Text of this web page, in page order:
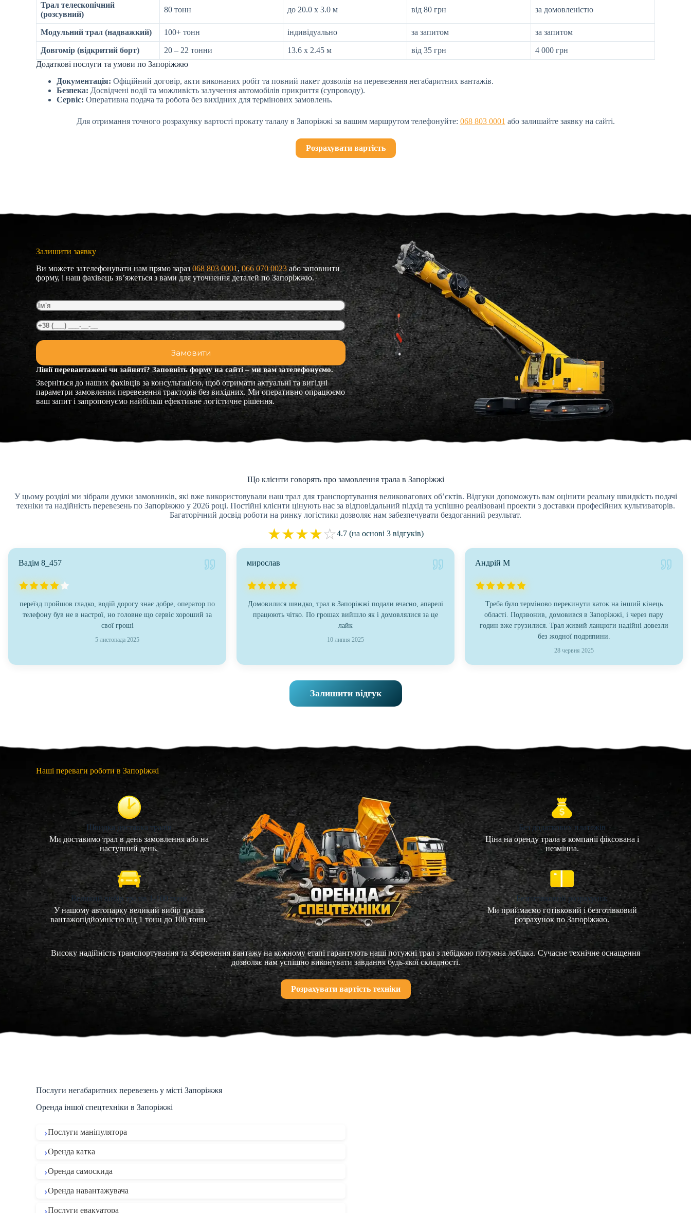
Трал телескопічний
(розсувний)
80 тонн до 20.0 х 3.0 м від 80 грн за домовленістю
Модульний трал (надважкий) 100+ тонн індивідуально за запитом за запитом
Довгомір (відкритий борт) 20 – 22 тонни 13.6 х 2.45 м від 35 грн
4 000 грн
Додаткові послуги та умови по Запоріжжю
Документація: Офіційний договір, акти виконаних робіт та повний пакет дозволів на перевезення негабаритних вантажів.
Безпека: Досвідчені водії та можливість залучення автомобілів прикриття (супроводу).
Сервіс: Оперативна подача та робота без вихідних для термінових замовлень.
Для отримання точного розрахунку вартості прокату талалу в Запоріжжі за вашим маршрутом телефонуйте: 068 803 0001 або залишайте заявку на сайті.
Розрахувати вартість
Залишити заявку
Ви можете зателефонувати нам прямо зараз 068 803 0001, 066 070 0023 або заповнити
форму, і наш фахівець зв’яжеться з вами для уточнення деталей по Запоріжжю.
Лінії перевантажені чи зайняті? Заповніть форму на сайті – ми вам зателефонуємо.
Зверніться до наших фахівців за консультацією, щоб отримати актуальні та вигідні
параметри замовлення перевезення тракторів без вихідних. Ми оперативно опрацюємо
ваш запит і запропонуємо найбільш ефективне логістичне рішення.
Що клієнти говорять про замовлення трала в Запоріжжі
У цьому розділі ми зібрали думки замовників, які вже використовували наш трал для транспортування великовагових об’єктів. Відгуки допоможуть вам оцінити реальну швидкість подачі
техніки та надійність перевезень по Запоріжжю у 2026 році. Постійні клієнти цінують нас за відповідальний підхід та успішно реалізовані проекти з доставки професійних культиваторів.
Багаторічний досвід роботи на ринку логістики дозволяє нам забезпечувати бездоганний результат.
★★★★☆4.7 (на основі 3 відгуків)
Вадім 8_457
переїзд пройшов гладко, водій дорогу знає добре, оператор по
телефону був не в настрої, но головне що сервіс хороший за
свої гроші
5 листопада 2025
мирослав
Домовилися швидко, трал в Запоріжжі подали вчасно, апарелі
працюють чітко. По грошах вийшло як і домовлялися за це
лайк
10 липня 2025
Андрій М
Треба було терміново перекинути каток на інший кінець
області. Подзвонив, домовився в Запоріжжі, і через пару
годин вже грузилися. Трал живий ланцюги надійні довезли
без жодної подряпини.
28 червня 2025
Залишити відгук
Наші переваги роботи в Запоріжжі
Швидка доставка тралів
Ми доставимо трал в день замовлення або на
наступний день.
Великий вибір тралів 1-100 тонн
У нашому автопарку великий вибір тралів
вантажопідйомністю від 1 тонн до 100 тонн.
Без додаткових платежів
Ціна на оренду трала в компанії фіксована і
незмінна.
Безготівковий розрахунок
Ми приймаємо готівковий і безготівковий
розрахунок по Запоріжжю.
Високу надійність транспортування та збереження вантажу на кожному етапі гарантують наші потужні трал з лебідкою потужна лебідка. Сучасне технічне оснащення
дозволяє нам успішно виконувати завдання будь-якої складності.
Розрахувати вартість техніки
Послуги негабаритних перевезень у місті Запоріжжя
Оренда іншої спецтехніки в Запоріжжі
Послуги маніпулятора
Оренда катка
Оренда самоскида
Оренда навантажувача
Послуги евакуатора